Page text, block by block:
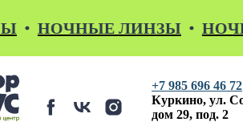
ЛИНЗЫ НОЧНЫЕ
+7 985 696 46 72
Куркино, ул.
дом 29, под. 2